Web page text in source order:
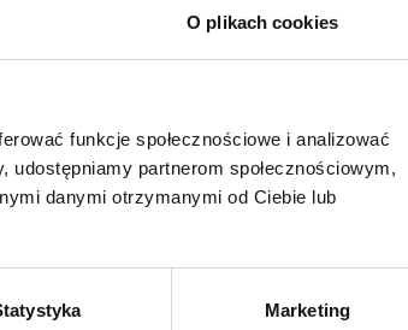
O plikach cookies
funkcje społecznościowe i analizować
partnerom społecznościowym,
danymi otrzymanymi od Ciebie lub
Marketing